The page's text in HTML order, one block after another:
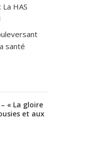
HAS
santé
« La gloire
et aux